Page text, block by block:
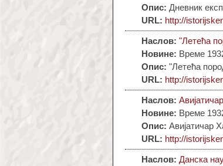
Опис: Дневник
URL: http://
Наслов: "Летећа
Новине: Време
Опис: "Летећа
URL: http://
Наслов:
Новине: Време
Опис: Авијатичар
URL: http://
Наслов: Данска